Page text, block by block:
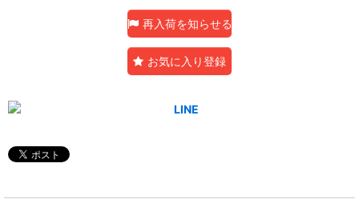
再入荷を知らせる
お気に入り登録